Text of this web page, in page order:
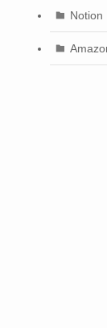
Notion